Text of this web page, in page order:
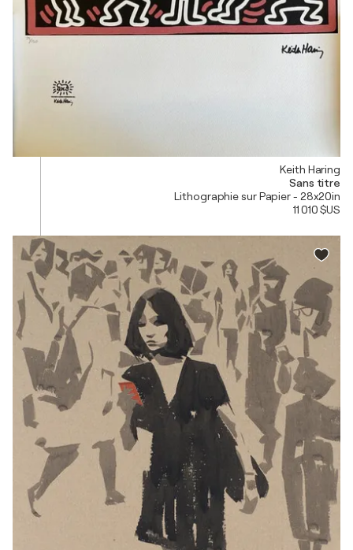
Keith Haring
Sans titre
Lithographie sur Papier - 28x20in
11 010 $US